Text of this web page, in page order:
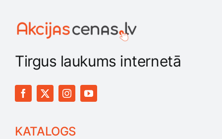
Tirgus laukums internetā
KATALOGS